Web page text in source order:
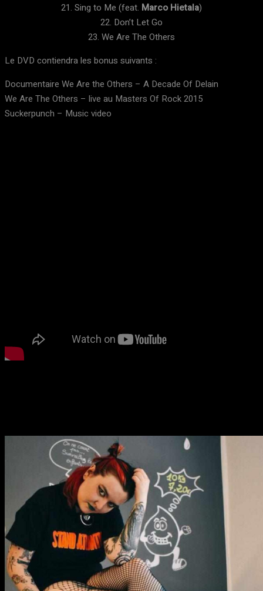
21. Sing to Me (feat. Marco Hietala)
22. Don’t Let Go
23. We Are The Others
Le DVD contiendra les bonus suivants :
Documentaire We Are the Others – A Decade Of Delain
We Are The Others – live au Masters Of Rock 2015
Suckerpunch – Music video